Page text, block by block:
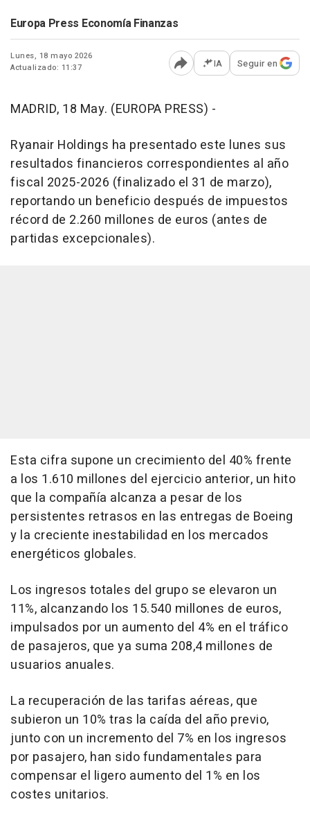
Europa Press Economía Finanzas
Lunes, 18 mayo 2026
Actualizado: 11:37
Abrir opciones para
IA Seguir en
MADRID, 18 May. (EUROPA PRESS) -
Ryanair Holdings ha presentado este lunes sus
resultados financieros correspondientes al año
fiscal 2025-2026 (finalizado el 31 de marzo),
reportando un beneficio después de impuestos
récord de 2.260 millones de euros (antes de
partidas excepcionales).
Esta cifra supone un crecimiento del 40% frente
a los 1.610 millones del ejercicio anterior, un hito
que la compañía alcanza a pesar de los
persistentes retrasos en las entregas de Boeing
y la creciente inestabilidad en los mercados
energéticos globales.
Los ingresos totales del grupo se elevaron un
11%, alcanzando los 15.540 millones de euros,
impulsados por un aumento del 4% en el tráfico
de pasajeros, que ya suma 208,4 millones de
usuarios anuales.
La recuperación de las tarifas aéreas, que
subieron un 10% tras la caída del año previo,
junto con un incremento del 7% en los ingresos
por pasajero, han sido fundamentales para
compensar el ligero aumento del 1% en los
costes unitarios.